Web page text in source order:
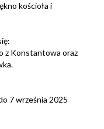
kościoła i
z Konstantowa oraz
września 2025